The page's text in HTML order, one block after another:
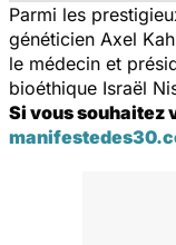
Parmi les
généticien Axel
le médecin et
bioéthique Israël
Si vous souhaitez